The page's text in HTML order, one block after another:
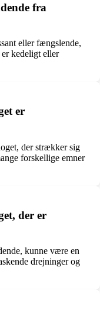
fra
eller fængslende,
kedeligt eller
er
der strækker sig
forskellige emner
der er
kunne være en
drejninger og